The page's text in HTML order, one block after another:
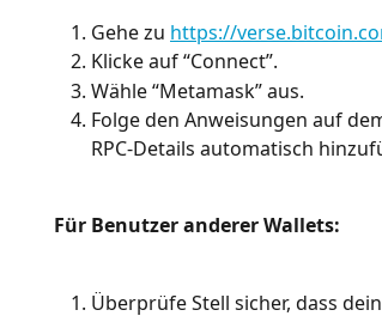
Gehe zu https://
Klicke auf “Connect”.
Wähle “Metamask” aus.
Folge den Anweisungen auf
RPC-Details automatisch
Für Benutzer anderer Wallets:
Überprüfe Stell sicher, dass